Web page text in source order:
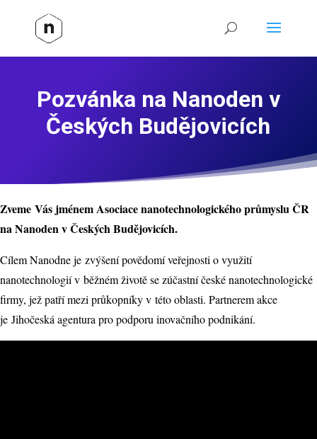
Pozvánka na Nanoden v
Českých Budějovicích
Zveme Vás jménem Asociace nanotechnologického průmyslu ČR
na Nanoden v Českých Budějovicích.
Cílem Nanodne je zvýšení povědomí veřejnosti o využití
nanotechnologií v běžném životě se zúčastní české nanotechnologické
firmy, jež patří mezi průkopníky v této oblasti. Partnerem akce
je Jihočeská agentura pro podporu inovačního podnikání.